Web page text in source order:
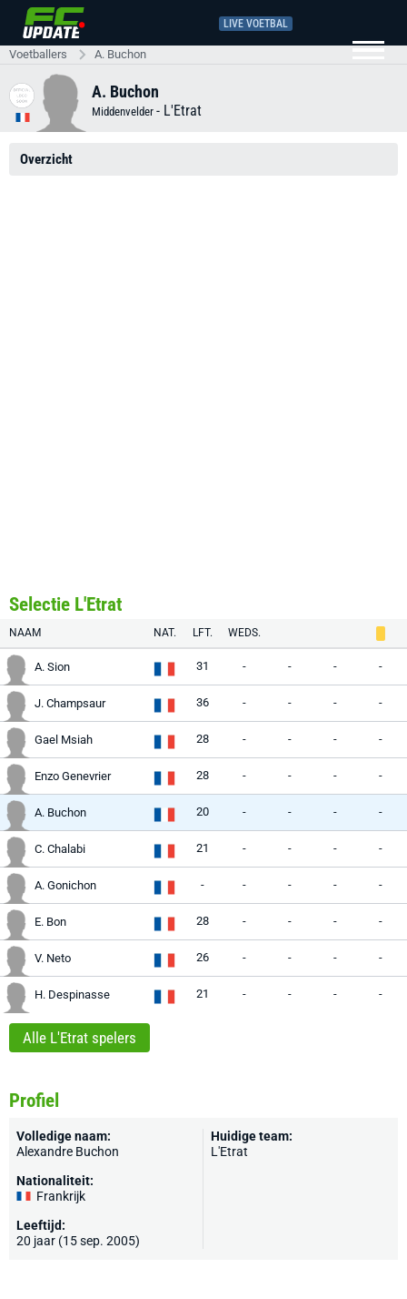
LIVE VOETBAL
Voetballers A. Buchon
A. Buchon
Middenvelder - L'Etrat
Overzicht
Selectie L'Etrat
NAAM NAT. LFT. WEDS.
A. Sion 31 - - - -
J. Champsaur 36 - - - -
Gael Msiah 28 - - - -
Enzo Genevrier 28 - - - -
A. Buchon 20 - - - -
C. Chalabi 21 - - - -
A. Gonichon - - - - -
E. Bon 28 - - - -
V. Neto 26 - - - -
H. Despinasse 21 - - - -
Alle L'Etrat spelers
Profiel
Volledige naam:
Alexandre Buchon
Nationaliteit:
Frankrijk
Leeftijd:
20 jaar (15 sep. 2005)
Huidige team:
L'Etrat